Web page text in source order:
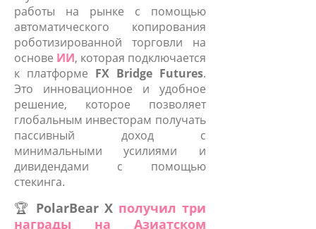
работы на рынке с помощью
автоматического копирования
роботизированной торговли на
основе ИИ, которая подключается
к платформе FX Bridge Futures.
Это инновационное и удобное
решение, которое позволяет
глобальным инвесторам получать
пассивный доход с
минимальными усилиями и
дивидендами с помощью
стекинга.
🏆 PolarBear X получил три
награды на Азиатском